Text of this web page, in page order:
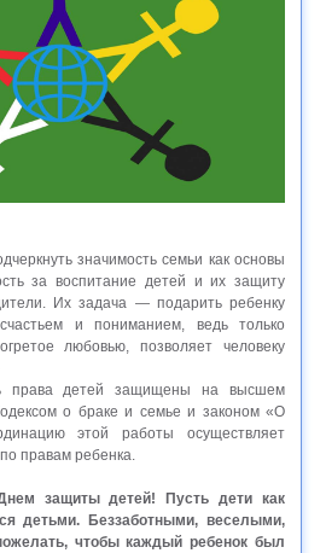
значимость семьи как основы
за воспитание детей и их защиту
Их задача — подарить ребенку
и пониманием, ведь только
любовью, позволяет человеку
права детей защищены на высшем
о браке и семье и законом «О
этой работы осуществляет
правам ребенка.
защиты детей! Пусть дети как
детьми. Беззаботными, веселыми,
чтобы каждый ребенок был